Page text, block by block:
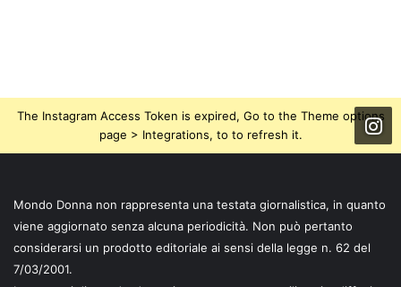
The Instagram Access Token is expired, Go to the Theme options
page > Integrations, to to refresh it.
Mondo Donna non rappresenta una testata giornalistica, in quanto
viene aggiornato senza alcuna periodicità. Non può pertanto
considerarsi un prodotto editoriale ai sensi della legge n. 62 del
7/03/2001.